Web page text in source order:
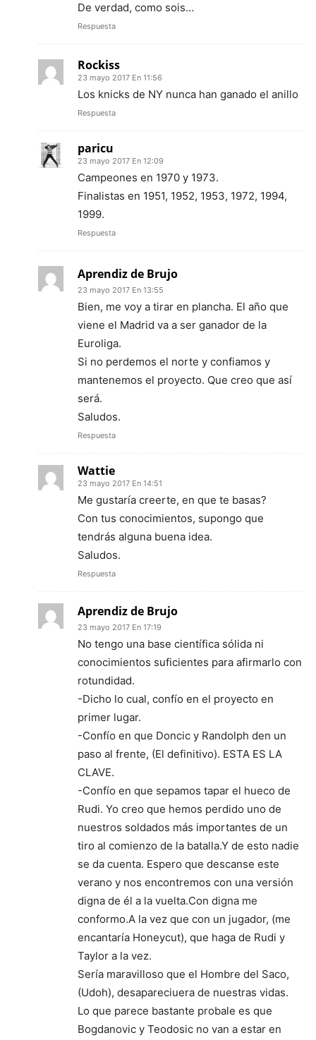
De verdad, como sois…
Respuesta
Rockiss
23 mayo 2017 En 11:56
Los knicks de NY nunca han ganado el anillo
Respuesta
paricu
23 mayo 2017 En 12:09
Campeones en 1970 y 1973.
Finalistas en 1951, 1952, 1953, 1972, 1994,
1999.
Respuesta
Aprendiz de Brujo
23 mayo 2017 En 13:55
Bien, me voy a tirar en plancha. El año que
viene el Madrid va a ser ganador de la
Euroliga.
Si no perdemos el norte y confiamos y
mantenemos el proyecto. Que creo que así
será.
Saludos.
Respuesta
Wattie
23 mayo 2017 En 14:51
Me gustaría creerte, en que te basas?
Con tus conocimientos, supongo que
tendrás alguna buena idea.
Saludos.
Respuesta
Aprendiz de Brujo
23 mayo 2017 En 17:19
No tengo una base científica sólida ni
conocimientos suficientes para afirmarlo con
rotundidad.
-Dicho lo cual, confío en el proyecto en
primer lugar.
-Confío en que Doncic y Randolph den un
paso al frente, (El definitivo). ESTA ES LA
CLAVE.
-Confío en que sepamos tapar el hueco de
Rudi. Yo creo que hemos perdido uno de
nuestros soldados más importantes de un
tiro al comienzo de la batalla.Y de esto nadie
se da cuenta. Espero que descanse este
verano y nos encontremos con una versión
digna de él a la vuelta.Con digna me
conformo.A la vez que con un jugador, (me
encantaría Honeycut), que haga de Rudi y
Taylor a la vez.
Sería maravilloso que el Hombre del Saco,
(Udoh), desapareciuera de nuestras vidas.
Lo que parece bastante probale es que
Bogdanovic y Teodosic no van a estar en